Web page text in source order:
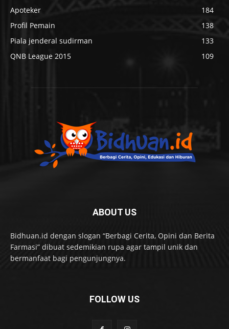
Apoteker
184
Profil Pemain
138
Piala jenderal sudirman
133
QNB League 2015
109
ABOUT US
Bidhuan.id dengan slogan “Berbagi Cerita, Opini dan Berita
Farmasi” dibuat sedemikian rupa agar tampil unik dan
bermanfaat bagi pengunjungnya.
FOLLOW US